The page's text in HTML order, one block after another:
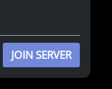
JOIN SERVER